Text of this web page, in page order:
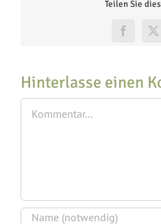
Teilen Sie
Facebook
X
Hinterlasse einen
Kommentar